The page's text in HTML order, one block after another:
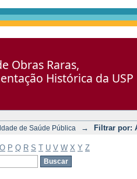
Obras Raras,
Histórica da USP
de Saúde Pública → Filtrar por:
O P Q R S T U V W X Y Z